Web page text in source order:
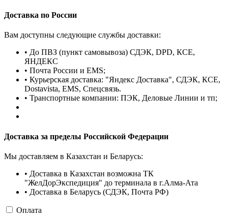
Доставка по России
Вам доступны следующие службы доставки:
• До ПВЗ (пункт самовывоза) СДЭК, DPD, КСЕ,
ЯНДЕКС
• Почта России и EMS;
• Курьерская доставка: "Яндекс Доставка", СДЭК, КСЕ,
Dostavista, EMS, Спецсвязь.
• Транспортные компании: ПЭК, Деловые Линии и тп;
Доставка за пределы Российской Федерации
Мы доставляем в Казахстан и Беларусь:
• Доставка в Казахстан возможна ТК
"ЖелДорЭкспедиция" до терминала в г.Алма-Ата
• Доставка в Беларусь (СДЭК, Почта РФ)
Оплата